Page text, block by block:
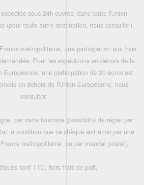
sous 24h ouvrés, dans toute l'Union
(pour toute autre destination, nous consulter),
métropolitaine, une participation aux frais
Pour les expéditions en dehors de la
Européenne, une participation de 20 euros est
en dehors de l'Union Européenne, nous
consulter.
par carte bancaire (possibilité de régler par
à condition que ce chèque soit émis par une
métropolitaine, ou par mandat postal),
sont TTC, hors frais de port,